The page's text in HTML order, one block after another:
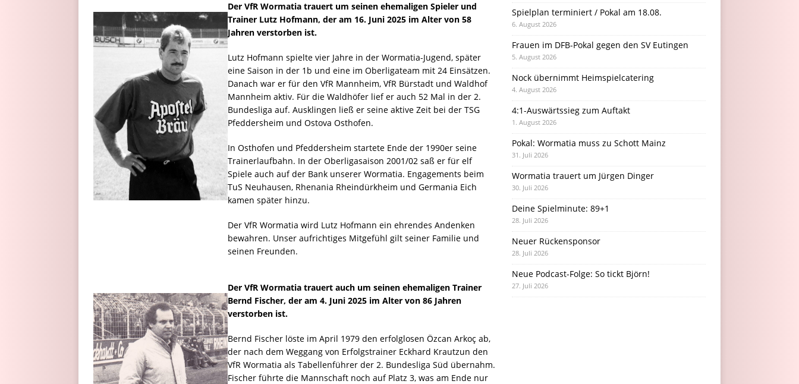
Der VfR Wormatia trauert um seinen ehemaligen Spieler und
Trainer Lutz Hofmann, der am 16. Juni 2025 im Alter von 58
Jahren verstorben ist.
Lutz Hofmann spielte vier Jahre in der Wormatia-Jugend, später
eine Saison in der 1b und eine im Oberligateam mit 24 Einsätzen.
Danach war er für den VfR Mannheim, VfR Bürstadt und Waldhof
Mannheim aktiv. Für die Waldhöfer lief er auch 52 Mal in der 2.
Bundesliga auf. Ausklingen ließ er seine aktive Zeit bei der TSG
Pfeddersheim und Ostova Osthofen.
In Osthofen und Pfeddersheim startete Ende der 1990er seine
Trainerlaufbahn. In der Oberligasaison 2001/02 saß er für elf
Spiele auch auf der Bank unserer Wormatia. Engagements beim
TuS Neuhausen, Rhenania Rheindürkheim und Germania Eich
kamen später hinzu.
Der VfR Wormatia wird Lutz Hofmann ein ehrendes Andenken
bewahren. Unser aufrichtiges Mitgefühl gilt seiner Familie und
seinen Freunden.
Der VfR Wormatia trauert auch um seinen ehemaligen Trainer
Bernd Fischer, der am 4. Juni 2025 im Alter von 86 Jahren
verstorben ist.
Bernd Fischer löste im April 1979 den erfolglosen Özcan Arkoç ab,
der nach dem Weggang von Erfolgstrainer Eckhard Krautzun den
VfR Wormatia als Tabellenführer der 2. Bundesliga Süd übernahm.
Fischer führte die Mannschaft noch auf Platz 3, was am Ende nur
Spielplan terminiert / Pokal am 18.08.
6. August 2026
Frauen im DFB-Pokal gegen den SV Eutingen
5. August 2026
Nock übernimmt Heimspielcatering
4. August 2026
4:1-Auswärtssieg zum Auftakt
1. August 2026
Pokal: Wormatia muss zu Schott Mainz
31. Juli 2026
Wormatia trauert um Jürgen Dinger
30. Juli 2026
Deine Spielminute: 89+1
28. Juli 2026
Neuer Rückensponsor
28. Juli 2026
Neue Podcast-Folge: So tickt Björn!
27. Juli 2026